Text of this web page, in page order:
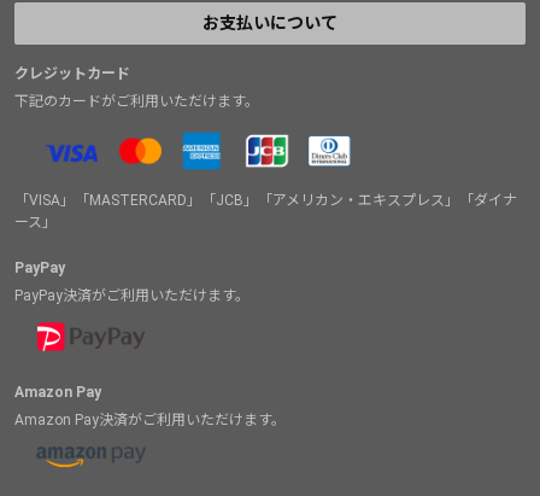
お支払いについて
クレジットカード
下記のカードがご利用いただけます。
「VISA」「MASTERCARD」「JCB」「アメリカン・エキスプレス」「ダイナ
ース」
PayPay
PayPay決済がご利用いただけます。
Amazon Pay
Amazon Pay決済がご利用いただけます。